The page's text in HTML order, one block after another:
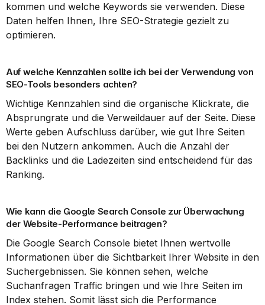
kommen und welche Keywords sie verwenden. Diese
Daten helfen Ihnen, Ihre SEO-Strategie gezielt zu
optimieren.
Auf welche Kennzahlen sollte ich bei der Verwendung von
SEO-Tools besonders achten?
Wichtige Kennzahlen sind die organische Klickrate, die
Absprungrate und die Verweildauer auf der Seite. Diese
Werte geben Aufschluss darüber, wie gut Ihre Seiten
bei den Nutzern ankommen. Auch die Anzahl der
Backlinks und die Ladezeiten sind entscheidend für das
Ranking.
Wie kann die Google Search Console zur Überwachung
der Website-Performance beitragen?
Die Google Search Console bietet Ihnen wertvolle
Informationen über die Sichtbarkeit Ihrer Website in den
Suchergebnissen. Sie können sehen, welche
Suchanfragen Traffic bringen und wie Ihre Seiten im
Index stehen. Somit lässt sich die Performance